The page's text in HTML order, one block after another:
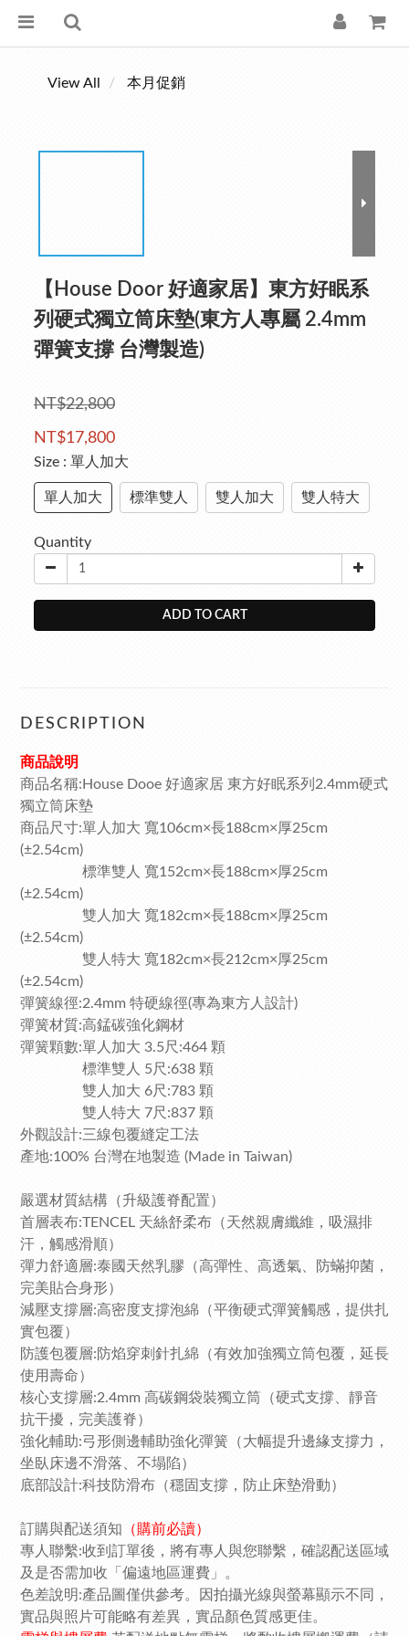
View All 本月促銷
【House Door 好適家居】東方好眠系
列硬式獨立筒床墊(東方人專屬 2.4mm
彈簧支撐 台灣製造)
NT$22,800
NT$17,800
Size : 單人加大
單人加大 標準雙人 雙人加大 雙人特大
Quantity
ADD TO CART
DESCRIPTION
商品說明
商品名稱:House Dooe 好適家居 東方好眠系列2.4mm硬式
獨立筒床墊
商品尺寸:單人加大 寬106cm×長188cm×厚25cm
(±2.54cm)
標準雙人 寬152cm×長188cm×厚25cm
(±2.54cm)
雙人加大 寬182cm×長188cm×厚25cm
(±2.54cm)
雙人特大 寬182cm×長212cm×厚25cm
(±2.54cm)
彈簧線徑:2.4mm 特硬線徑(專為東方人設計)
彈簧材質:高錳碳強化鋼材
彈簧顆數:單人加大 3.5尺:464 顆
標準雙人 5尺:638 顆
雙人加大 6尺:783 顆
雙人特大 7尺:837 顆
外觀設計:三線包覆縫定工法
產地:100% 台灣在地製造 (Made in Taiwan)
嚴選材質結構（升級護脊配置）
首層表布:TENCEL 天絲舒柔布（天然親膚纖維，吸濕排
汗，觸感滑順）
彈力舒適層:泰國天然乳膠（高彈性、高透氣、防蟎抑菌，
完美貼合身形）
減壓支撐層:高密度支撐泡綿（平衡硬式彈簧觸感，提供扎
實包覆）
防護包覆層:防焰穿刺針扎綿（有效加強獨立筒包覆，延長
使用壽命）
核心支撐層:2.4mm 高碳鋼袋裝獨立筒（硬式支撐、靜音
抗干擾，完美護脊）
強化輔助:弓形側邊輔助強化彈簧（大幅提升邊緣支撐力，
坐臥床邊不滑落、不塌陷）
底部設計:科技防滑布（穩固支撐，防止床墊滑動）
訂購與配送須知 （購前必讀）
專人聯繫:收到訂單後，將有專人與您聯繫，確認配送區域
及是否需加收「偏遠地區運費」。
色差說明:產品圖僅供參考。因拍攝光線與螢幕顯示不同，
實品與照片可能略有差異，實品顏色質感更佳。